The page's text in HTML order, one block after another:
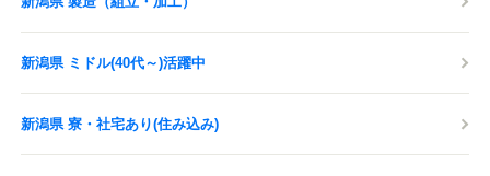
新潟県 ミドル(40代～)活躍中
新潟県 寮・社宅あり(住み込み)